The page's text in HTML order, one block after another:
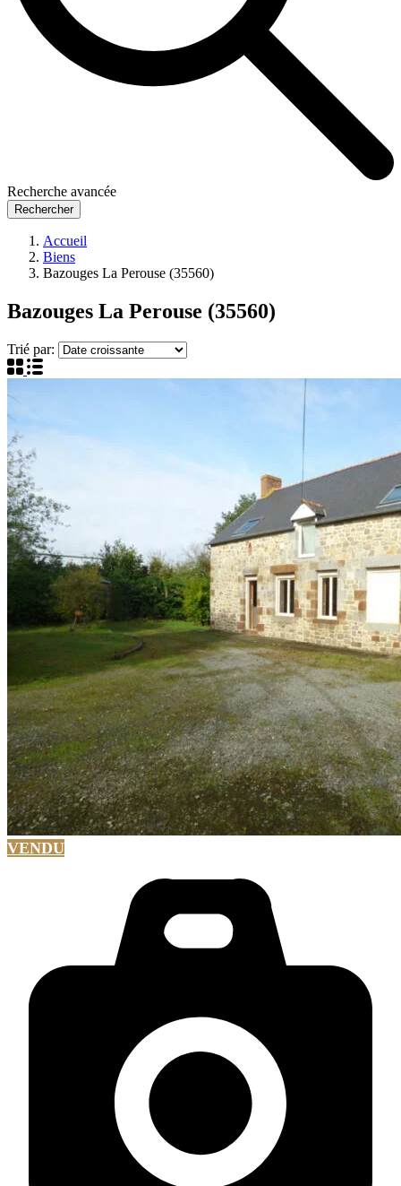
Recherche avancée
Rechercher
Accueil
Biens
Bazouges La Perouse (35560)
Bazouges La Perouse (35560)
Trié par:
VENDU